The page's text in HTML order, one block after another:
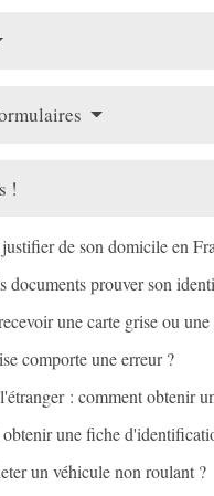
!
de son domicile en
documents prouver son
une carte grise ou une
comporte une erreur ?
: comment obtenir
une fiche
un véhicule non roulant ?